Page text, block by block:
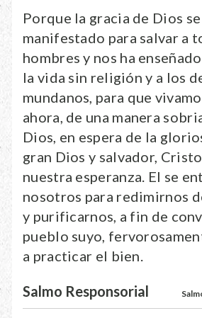
Porque la gracia de Dios se
manifestado para salvar a
hombres y nos ha
la vida sin religión y a los
mundanos, para que
ahora, de una manera
Dios, en espera de la
gran Dios y salvador, Cristo
nuestra esperanza. El se
nosotros para redimirnos
y purificarnos, a fin de
pueblo suyo,
a practicar el bien.
Salmo Responsorial